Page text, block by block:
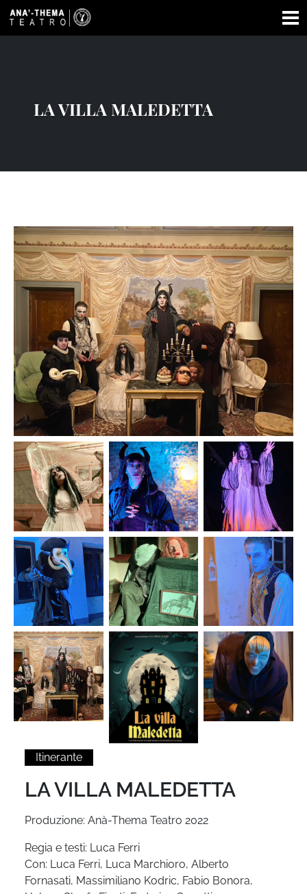
LA VILLA MALEDETTA
Itinerante
LA VILLA MALEDETTA
Produzione: Anà-Thema Teatro 2022
Regia e testi: Luca Ferri
Con: Luca Ferri, Luca Marchioro, Alberto
Fornasati, Massimiliano Kodric, Fabio Bonora,